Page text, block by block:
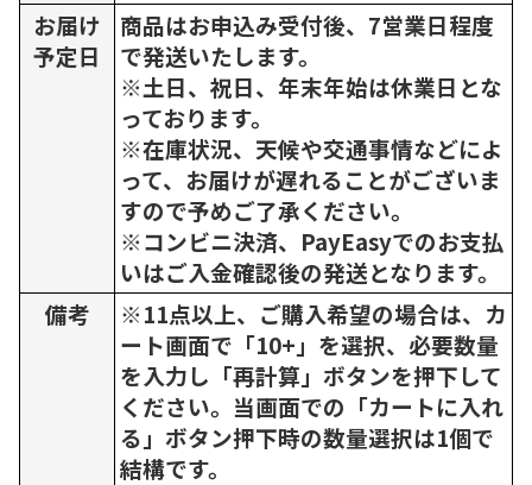
お届け
予定日
商品はお申込み受付後、7営業日程度
で発送いたします。
※土日、祝日、年末年始は休業日とな
っております。
※在庫状況、天候や交通事情などによ
って、お届けが遅れることがございま
すので予めご了承ください。
※コンビニ決済、PayEasyでのお支払
いはご入金確認後の発送となります。
備考
※11点以上、ご購入希望の場合は、カ
ート画面で「10+」を選択、必要数量
を入力し「再計算」ボタンを押下して
ください。当画面での「カートに入れ
る」ボタン押下時の数量選択は1個で
結構です。